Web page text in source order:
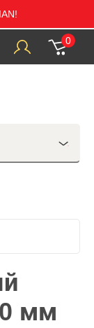
0
мм